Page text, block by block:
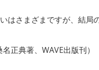
はさまざまですが、結局
正典著、WAVE出版刊）